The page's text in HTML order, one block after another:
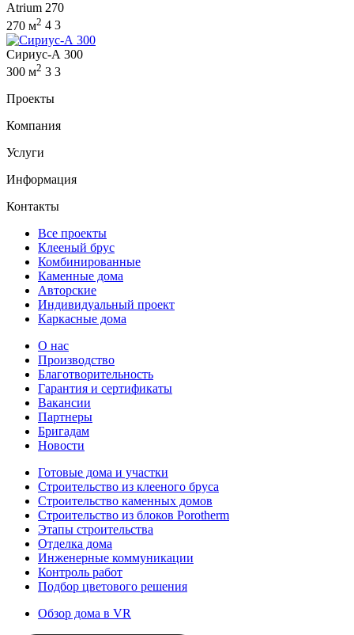
Atrium 270
270 м2 4 3
Сириус-А 300
300 м2 3 3
Проекты
Компания
Услуги
Информация
Контакты
Все проекты
Клееный брус
Комбинированные
Каменные дома
Авторские
Индивидуальный проект
Каркасные дома
О нас
Производство
Благотворительность
Гарантия и сертификаты
Вакансии
Партнеры
Бригадам
Новости
Готовые дома и участки
Строительство из клееного бруса
Строительство каменных домов
Строительство из блоков Porotherm
Этапы строительства
Отделка дома
Инженерные коммуникации
Контроль работ
Подбор цветового решения
Обзор дома в VR